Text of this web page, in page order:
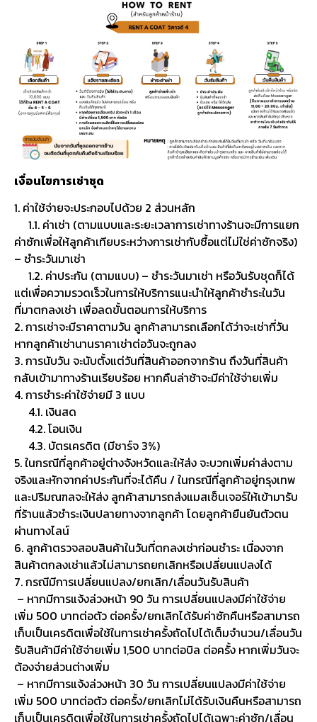
เงื่อนไขการเช่าชุด
1. ค่าใช้จ่ายจะประกอบไปด้วย 2 ส่วนหลัก
1.1. ค่าเช่า (ตามแบบและระยะเวลาการเช่าทางร้านจะมีการแยก
ค่าซักเพื่อให้ลูกค้าเทียบระหว่างการเช่ากับซื้อแต่ไม่ใช่ค่าซักจริง)
– ชำระวันมาเช่า
1.2. ค่าประกัน (ตามแบบ) – ชำระวันมาเช่า หรือวันรับชุดก็ได้
แต่เพื่อความรวดเร็วในการให้บริการแนะนำให้ลูกค้าชำระในวัน
ที่มาตกลงเช่า เพื่อลดขั้นตอนการให้บริการ
2. การเช่าจะมีราคาตามวัน ลูกค้าสามารถเลือกได้ว่าจะเช่ากี่วัน
หากลูกค้าเช่านานราคาเช่าต่อวันจะถูกลง
3. การนับวัน จะนับตั้งแต่วันที่สินค้าออกจากร้าน ถึงวันที่สินค้า
กลับเข้ามาทางร้านเรียบร้อย หากคืนล่าช้าจะมีค่าใช้จ่ายเพิ่ม
4. การชำระค่าใช้จ่ายมี 3 แบบ
4.1. เงินสด
4.2. โอนเงิน
4.3. บัตรเครดิต (มีชาร์จ 3%)
5. ในกรณีที่ลูกค้าอยู่ต่างจังหวัดและให้ส่ง จะบวกเพิ่มค่าส่งตาม
จริงและหักจากค่าประกันที่จะได้คืน / ในกรณีที่ลูกค้าอยู่กรุงเทพ
และปริมณฑลจะให้ส่ง ลูกค้าสามารถส่งแมสเซ็นเจอร์ให้เข้ามารับ
ที่ร้านแล้วชำระเงินปลายทางจากลูกค้า โดยลูกค้ายืนยันตัวตน
ผ่านทางไลน์
6. ลูกค้าตรวจสอบสินค้าในวันที่ตกลงเช่าก่อนชำระ เนื่องจาก
สินค้าตกลงเช่าแล้วไม่สามารถยกเลิกหรือเปลี่ยนแปลงได้
7. กรณีมีการเปลี่ยนแปลง/ยกเลิก/เลื่อนวันรับสินค้า
– หากมีการแจ้งล่วงหน้า 90 วัน การเปลี่ยนแปลงมีค่าใช้จ่าย
เพิ่ม 500 บาทต่อตัว ต่อครั้ง/ยกเลิกได้รับค่าซักคืนหรือสามารถ
เก็บเป็นเครดิตเพื่อใช้ในการเช่าครั้งถัดไปได้เต็มจำนวน/เลื่อนวัน
รับสินค้ามีค่าใช้จ่ายเพิ่ม 1,500 บาทต่อบิล ต่อครั้ง หากเพิ่มวันจะ
ต้องจ่ายส่วนต่างเพิ่ม
– หากมีการแจ้งล่วงหน้า 30 วัน การเปลี่ยนแปลงมีค่าใช้จ่าย
เพิ่ม 500 บาทต่อตัว ต่อครั้ง/ยกเลิกไม่ได้รับเงินคืนหรือสามารถ
เก็บเป็นเครดิตเพื่อใช้ในการเช่าครั้งถัดไปได้เฉพาะค่าซัก/เลื่อน